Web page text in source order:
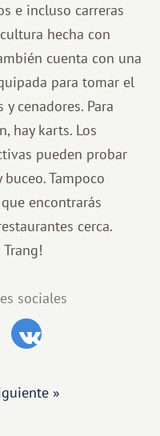
e incluso carreras
hecha con
cuenta con una
para tomar el
cenadores. Para
hay karts. Los
pueden probar
Tampoco
encontrarás
cerca.
sociales
»